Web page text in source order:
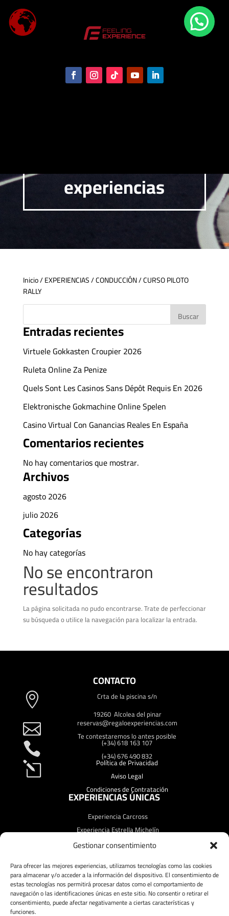
Gestionar consentimiento
Para ofrecer las mejores experiencias, utilizamos tecnologías como las cookies
para almacenar y/o acceder a la información del dispositivo. El consentimiento de
estas tecnologías nos permitirá procesar datos como el comportamiento de
navegación o las identificaciones únicas en este sitio. No consentir o retirar el
consentimiento, puede afectar negativamente a ciertas características y
funciones.
experiencias
Inicio/EXPERIENCIAS/CONDUCCIÓN/ CURSO PILOTO
RALLY
Buscar
Entradas recientes
Virtuele Gokkasten Croupier 2026
Ruleta Online Za Penize
Quels Sont Les Casinos Sans Dépôt Requis En 2026
Elektronische Gokmachine Online Spelen
Casino Virtual Con Ganancias Reales En España
Comentarios recientes
No hay comentarios que mostrar.
Archivos
agosto 2026
julio 2026
Categorías
No hay categorías
No se encontraron
resultados
La página solicitada no pudo encontrarse. Trate de perfeccionar
su búsqueda o utilice la navegación para localizar la entrada.
CONTACTO

Crta de la piscina s/n
19260 Alcolea del pinar

reservas@regaloexperiencias.com
Te contestaremos lo antes posible

(+34) 618 163 107
(+34) 676 490 832
l
Política de Privacidad
Aviso Legal
Condiciones de Contratación
EXPERIENCIAS ÚNICAS
Experiencia Carcross
Experiencia Estrella Michelín
Experiencia Fin de Semana
Experiencia Lavanda
SÍGUENOS!